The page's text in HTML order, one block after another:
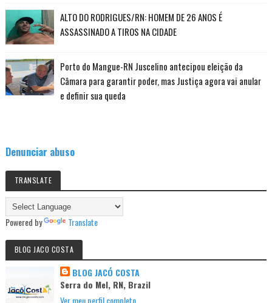
ALTO DO RODRIGUES/RN: HOMEM DE 26 ANOS É
ASSASSINADO A TIROS NA CIDADE
Porto do Mangue-RN Juscelino antecipou eleição da
Câmara para garantir poder, mas Justiça agora vai anular
e definir sua queda
Denunciar abuso
TRANSLATE
Powered by Translate
BLOG JACO COSTA
BLOG JACÓ COSTA
Serra do Mel, RN, Brazil
Ver meu perfil completo